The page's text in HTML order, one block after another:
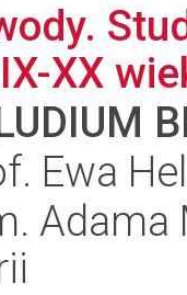
XX
Ewa